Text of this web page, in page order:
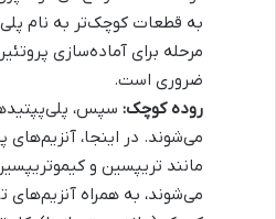
به قطعات کوچک‌تر به نام
مرحله برای آماده‌سازی
ضروری است.
روده کوچک: سپس،
می‌شوند. در اینجا، آنزیم‌های
مانند تریپسین و
می‌شوند، به همراه آنزیم‌های